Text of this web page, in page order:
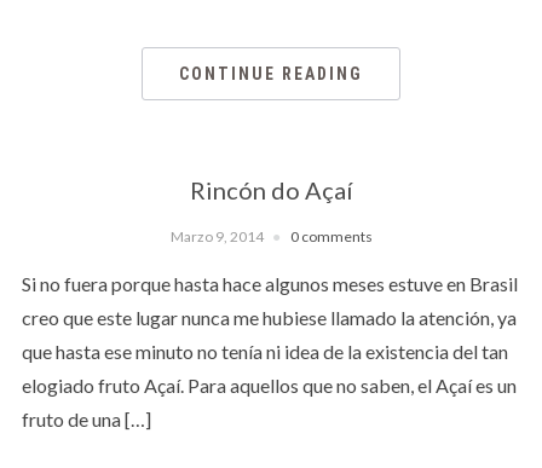
CONTINUE READING
Rincón do Açaí
Marzo 9, 2014 0 comments
Si no fuera porque hasta hace algunos meses estuve en Brasil
creo que este lugar nunca me hubiese llamado la atención, ya
que hasta ese minuto no tenía ni idea de la existencia del tan
elogiado fruto Açaí. Para aquellos que no saben, el Açaí es un
fruto de una […]